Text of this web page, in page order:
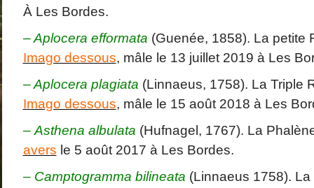
À Les Bordes.
– Aplocera efformata (Guenée, 1858). La petite
Imago dessous, mâle le 13 juillet 2019 à Les
– Aplocera plagiata (Linnaeus, 1758). La Triple
Imago dessous, mâle le 15 août 2018 à Les
– Asthena albulata (Hufnagel, 1767). La
avers le 5 août 2017 à Les Bordes.
– Camptogramma bilineata (Linnaeus 1758). La